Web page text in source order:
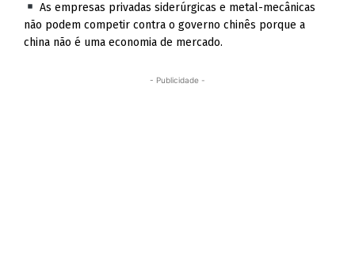
As empresas privadas siderúrgicas e metal-mecânicas
não podem competir contra o governo chinês porque a
china não é uma economia de mercado.
- Publicidade -